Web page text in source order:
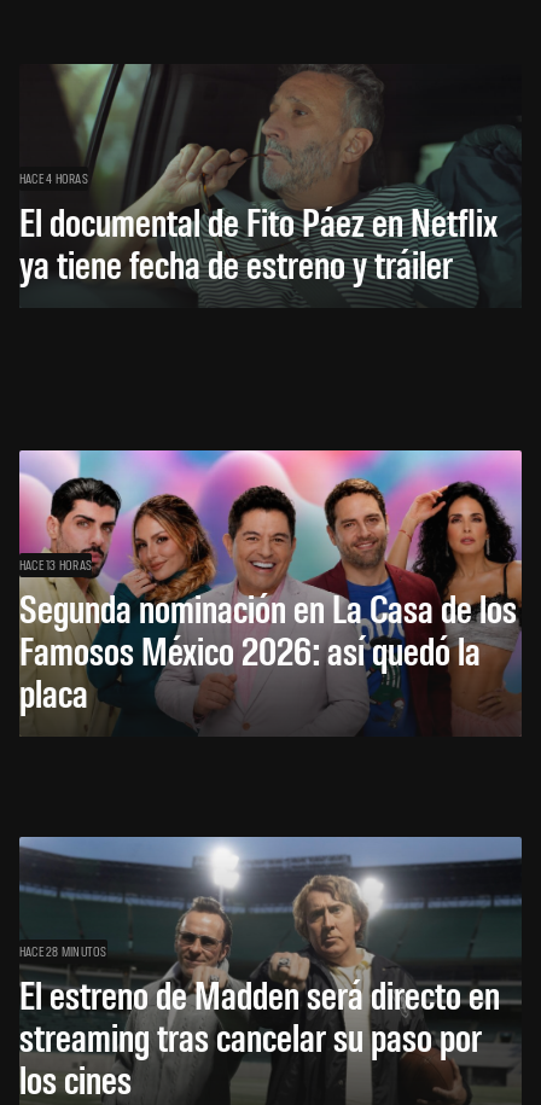
HACE 4 HORAS
El documental de Fito Páez en Netflix
ya tiene fecha de estreno y tráiler
HACE 13 HORAS
Segunda nominación en La Casa de los
Famosos México 2026: así quedó la
placa
HACE 28 MINUTOS
El estreno de Madden será directo en
streaming tras cancelar su paso por
los cines